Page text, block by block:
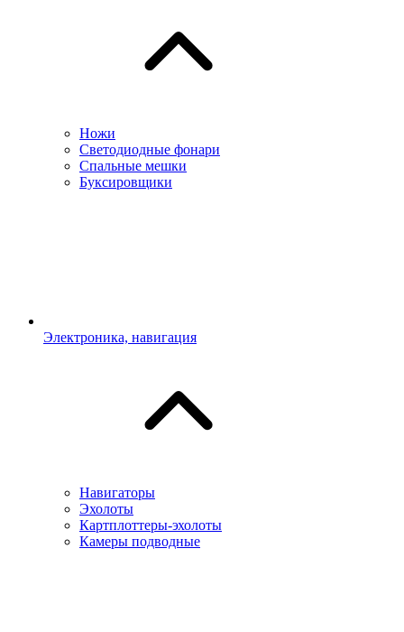
Ножи
Светодиодные фонари
Спальные мешки
Буксировщики
Электроника, навигация
Навигаторы
Эхолоты
Картплоттеры-эхолоты
Камеры подводные